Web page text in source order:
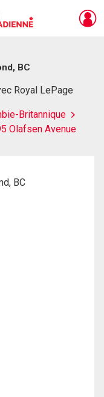
BC
Royal LePage
Britannique
Olafsen Avenue